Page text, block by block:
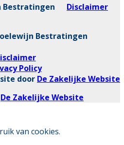
Bestratingen Disclaimer
Bestratingen
Policy
door De Zakelijke Website
De Zakelijke Website
van cookies.